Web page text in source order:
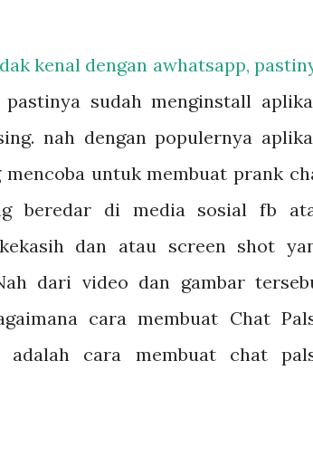
kenal dengan awhatsapp,
sudah menginstall
nah dengan populernya
untuk membuat prank
beredar di media sosial fb
dan atau screen shot
dari video dan gambar
cara membuat Chat
cara membuat chat